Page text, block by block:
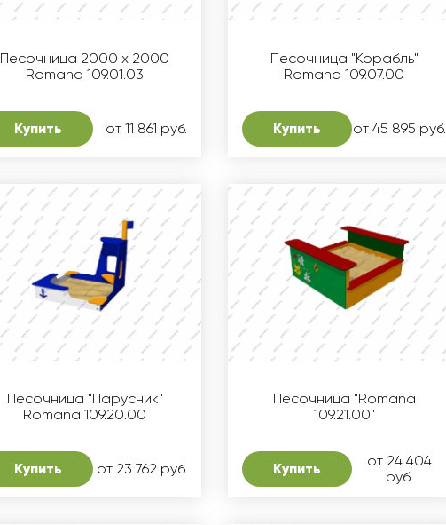
Песочница 2000 х 2000
Romana 109.01.03
Купить от 11 861 руб.
Песочница "Корабль"
Romana 109.07.00
Купить от 45 895 руб.
Песочница "Парусник"
Romana 109.20.00
Купить от 23 762 руб.
Песочница "Romana
109.21.00"
Купить
от 24 404
руб.